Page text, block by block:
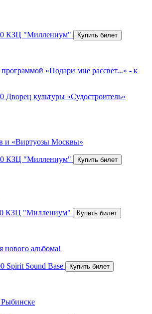
КЗЦ "Миллениум"
«Подари мне рассвет...» - к
Дворец культуры «Судостроитель»
и «Виртуозы Москвы»
КЗЦ "Миллениум"
КЗЦ "Миллениум"
нового альбома!
Spirit Sound Base
Рыбинске